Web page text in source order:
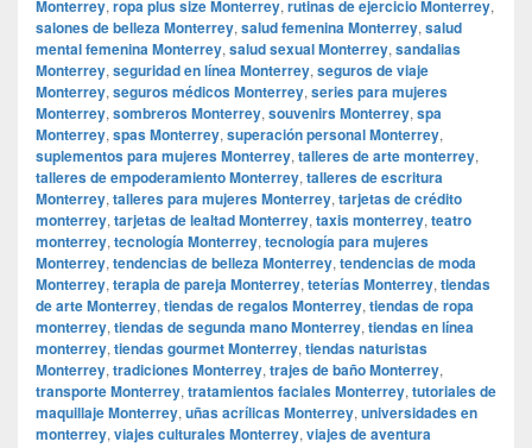
Monterrey, ropa plus size Monterrey, rutinas de ejercicio Monterrey,
salones de belleza Monterrey, salud femenina Monterrey, salud
mental femenina Monterrey, salud sexual Monterrey, sandalias
Monterrey, seguridad en línea Monterrey, seguros de viaje
Monterrey, seguros médicos Monterrey, series para mujeres
Monterrey, sombreros Monterrey, souvenirs Monterrey, spa
Monterrey, spas Monterrey, superación personal Monterrey,
suplementos para mujeres Monterrey, talleres de arte monterrey,
talleres de empoderamiento Monterrey, talleres de escritura
Monterrey, talleres para mujeres Monterrey, tarjetas de crédito
monterrey, tarjetas de lealtad Monterrey, taxis monterrey, teatro
monterrey, tecnología Monterrey, tecnología para mujeres
Monterrey, tendencias de belleza Monterrey, tendencias de moda
Monterrey, terapia de pareja Monterrey, teterías Monterrey, tiendas
de arte Monterrey, tiendas de regalos Monterrey, tiendas de ropa
monterrey, tiendas de segunda mano Monterrey, tiendas en línea
monterrey, tiendas gourmet Monterrey, tiendas naturistas
Monterrey, tradiciones Monterrey, trajes de baño Monterrey,
transporte Monterrey, tratamientos faciales Monterrey, tutoriales de
maquillaje Monterrey, uñas acrílicas Monterrey, universidades en
monterrey, viajes culturales Monterrey, viajes de aventura